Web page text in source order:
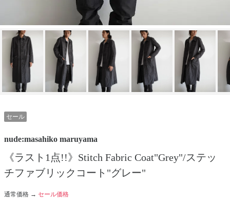
セール
nude:masahiko maruyama
《ラスト1点!!》Stitch Fabric Coat"Grey"/ステッ
チファブリックコート"グレー"
通常価格 → セール価格